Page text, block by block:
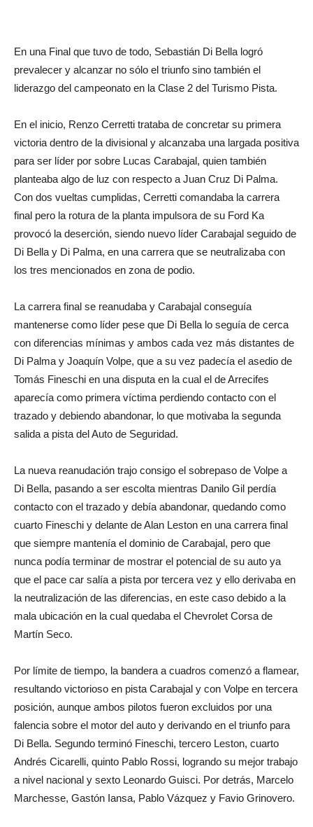
En una Final que tuvo de todo, Sebastián Di Bella logró
prevalecer y alcanzar no sólo el triunfo sino también el
liderazgo del campeonato en la Clase 2 del Turismo Pista.
En el inicio, Renzo Cerretti trataba de concretar su primera
victoria dentro de la divisional y alcanzaba una largada positiva
para ser líder por sobre Lucas Carabajal, quien también
planteaba algo de luz con respecto a Juan Cruz Di Palma.
Con dos vueltas cumplidas, Cerretti comandaba la carrera
final pero la rotura de la planta impulsora de su Ford Ka
provocó la deserción, siendo nuevo líder Carabajal seguido de
Di Bella y Di Palma, en una carrera que se neutralizaba con
los tres mencionados en zona de podio.
La carrera final se reanudaba y Carabajal conseguía
mantenerse como líder pese que Di Bella lo seguía de cerca
con diferencias mínimas y ambos cada vez más distantes de
Di Palma y Joaquín Volpe, que a su vez padecía el asedio de
Tomás Fineschi en una disputa en la cual el de Arrecifes
aparecía como primera víctima perdiendo contacto con el
trazado y debiendo abandonar, lo que motivaba la segunda
salida a pista del Auto de Seguridad.
La nueva reanudación trajo consigo el sobrepaso de Volpe a
Di Bella, pasando a ser escolta mientras Danilo Gil perdía
contacto con el trazado y debía abandonar, quedando como
cuarto Fineschi y delante de Alan Leston en una carrera final
que siempre mantenía el dominio de Carabajal, pero que
nunca podía terminar de mostrar el potencial de su auto ya
que el pace car salía a pista por tercera vez y ello derivaba en
la neutralización de las diferencias, en este caso debido a la
mala ubicación en la cual quedaba el Chevrolet Corsa de
Martín Seco.
Por límite de tiempo, la bandera a cuadros comenzó a flamear,
resultando victorioso en pista Carabajal y con Volpe en tercera
posición, aunque ambos pilotos fueron excluidos por una
falencia sobre el motor del auto y derivando en el triunfo para
Di Bella. Segundo terminó Fineschi, tercero Leston, cuarto
Andrés Cicarelli, quinto Pablo Rossi, logrando su mejor trabajo
a nivel nacional y sexto Leonardo Guisci. Por detrás, Marcelo
Marchesse, Gastón Iansa, Pablo Vázquez y Favio Grinovero.